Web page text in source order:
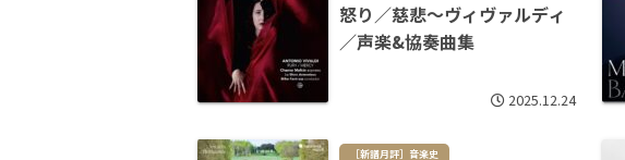
怒り／慈悲～ヴィヴァルディ
／声楽&協奏曲集
2025.12.24
［新譜月評］音楽史